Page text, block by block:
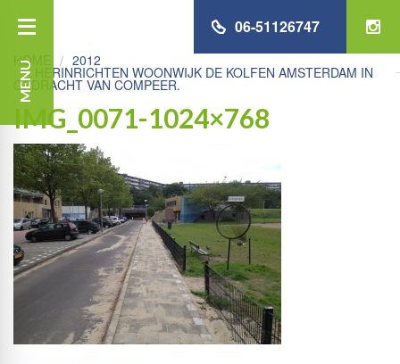
MENU
06-51126747
HOME 2012
HERINRICHTEN WOONWIJK DE KOLFEN AMSTERDAM IN
OPDRACHT VAN COMPEER.
IMG_0071-1024×768